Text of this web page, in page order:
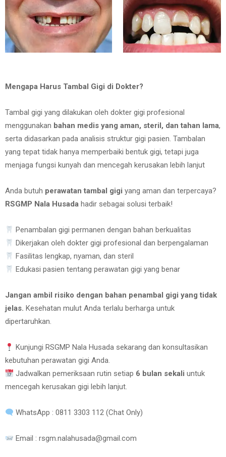
Mengapa Harus Tambal Gigi di Dokter?
Tambal gigi yang dilakukan oleh dokter gigi profesional
menggunakan bahan medis yang aman, steril, dan tahan lama,
serta didasarkan pada analisis struktur gigi pasien. Tambalan
yang tepat tidak hanya memperbaiki bentuk gigi, tetapi juga
menjaga fungsi kunyah dan mencegah kerusakan lebih lanjut
Anda butuh perawatan tambal gigi yang aman dan terpercaya?
RSGMP Nala Husada hadir sebagai solusi terbaik!
Penambalan gigi permanen dengan bahan berkualitas
Dikerjakan oleh dokter gigi profesional dan berpengalaman
Fasilitas lengkap, nyaman, dan steril
Edukasi pasien tentang perawatan gigi yang benar
Jangan ambil risiko dengan bahan penambal gigi yang tidak
jelas. Kesehatan mulut Anda terlalu berharga untuk
dipertaruhkan.
Kunjungi RSGMP Nala Husada sekarang dan konsultasikan
kebutuhan perawatan gigi Anda.
Jadwalkan pemeriksaan rutin setiap 6 bulan sekali untuk
mencegah kerusakan gigi lebih lanjut.
WhatsApp : 0811 3303 112 (Chat Only)
Email : rsgm.nalahusada@gmail.com